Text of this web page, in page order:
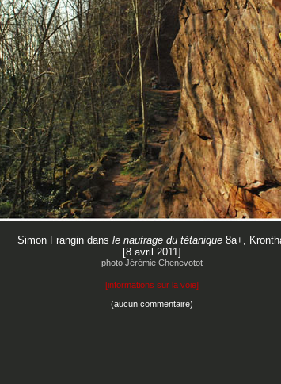
Simon Frangin dans le naufrage du tétanique8a+,
[8 avril 2011]
photo Jérémie Chenevotot
[informations sur la voie]
(aucun commentaire)